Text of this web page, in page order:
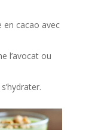
en cacao avec
l’avocat ou